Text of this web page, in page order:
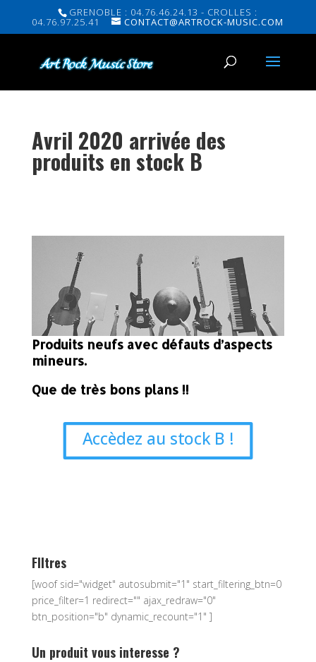
GRENOBLE : 04.76.46.24.13 - CROLLES :
04.76.97.25.41 CONTACT@ARTROCK-MUSIC.COM
Avril 2020 arrivée des
produits en stock B
Produits neufs avec défauts d’aspects
mineurs.
Que de très bons plans !!
Accèdez au stock B !
FIltres
[woof sid="widget" autosubmit="1" start_filtering_btn=0
price_filter=1 redirect="" ajax_redraw="0"
btn_position="b" dynamic_recount="1" ]
Un produit vous interesse ?